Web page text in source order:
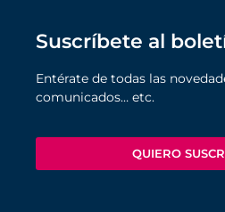
Suscríbete al
Entérate de todas las
comunicados… etc.
QUIERO